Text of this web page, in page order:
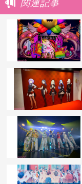
関連記事